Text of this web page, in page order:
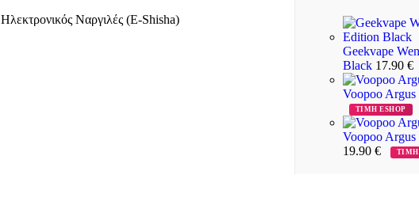
Ηλεκτρονικός Ναργιλές (E-Shisha)
Geekvape
Black 17.90 €
Voopoo
ΤΙΜΗ ESHOP
Voopoo
19.90 € ΤΙΜΗ